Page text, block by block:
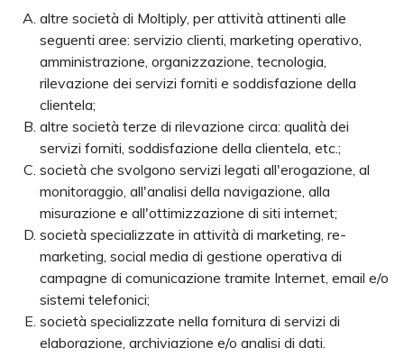
altre società di Moltiply, per attività attinenti alle
seguenti aree: servizio clienti, marketing operativo,
amministrazione, organizzazione, tecnologia,
rilevazione dei servizi forniti e soddisfazione della
clientela;
altre società terze di rilevazione circa: qualità dei
servizi forniti, soddisfazione della clientela, etc.;
società che svolgono servizi legati all'erogazione, al
monitoraggio, all'analisi della navigazione, alla
misurazione e all'ottimizzazione di siti internet;
società specializzate in attività di marketing, re-
marketing, social media di gestione operativa di
campagne di comunicazione tramite Internet, email e/o
sistemi telefonici;
società specializzate nella fornitura di servizi di
elaborazione, archiviazione e/o analisi di dati.